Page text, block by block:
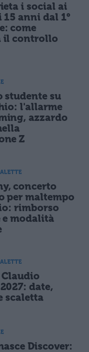
i social ai
anni dal 1°
come
il controllo
studente su
l'allarme
azzardo
Z
concerto
per maltempo
rimborso
modalità
date,
scaletta
Discover: